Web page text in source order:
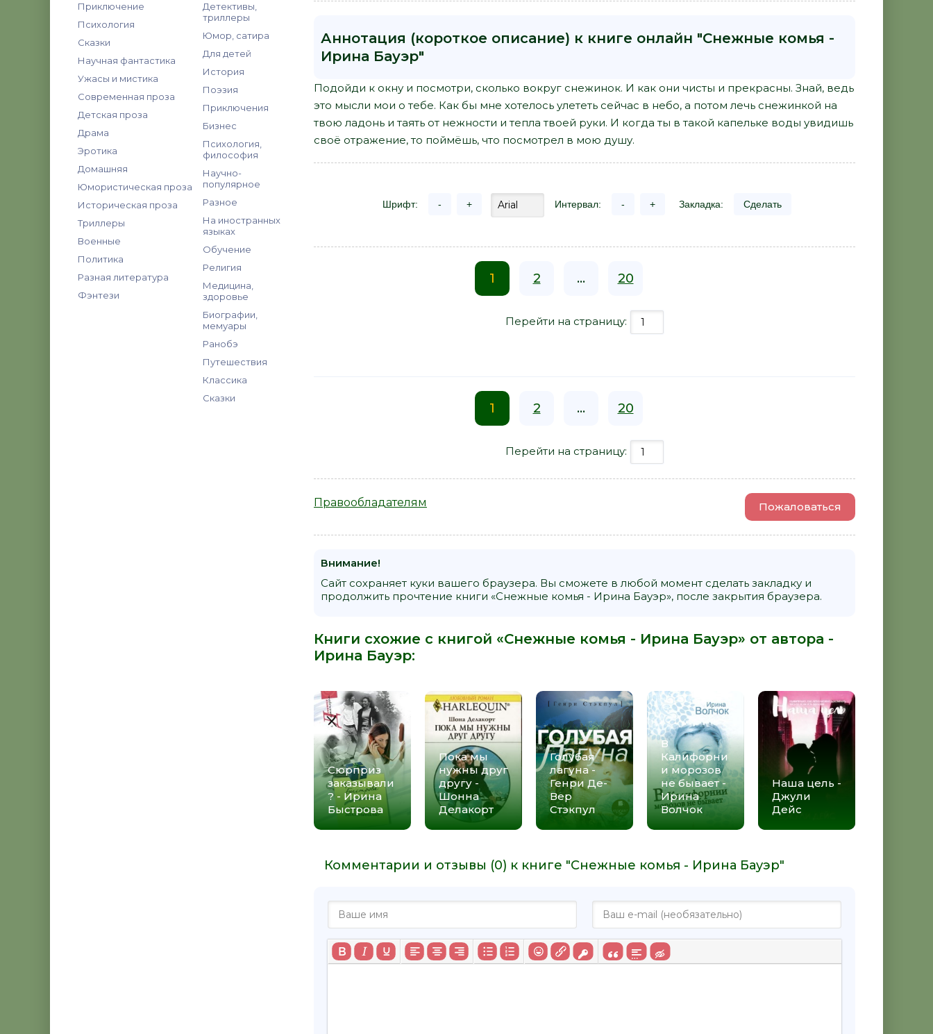
Приключение
Психология
Сказки
Научная фантастика
Ужасы и мистика
Современная проза
Детская проза
Драма
Эротика
Домашняя
Юмористическая проза
Историческая проза
Триллеры
Военные
Политика
Разная литература
Фэнтези
Детективы,
триллеры
Юмор, сатира
Для детей
История
Поэзия
Приключения
Бизнес
Психология,
философия
Научно-
популярное
Разное
На иностранных
языках
Обучение
Религия
Медицина,
здоровье
Биографии,
мемуары
Ранобэ
Путешествия
Классика
Сказки
Аннотация (короткое описание) к книге онлайн "Снежные комья -
Ирина Бауэр"
Подойди к окну и посмотри, сколько вокруг снежинок. И как они чисты и прекрасны. Знай, ведь
это мысли мои о тебе. Как бы мне хотелось улететь сейчас в небо, а потом лечь снежинкой на
твою ладонь и таять от нежности и тепла твоей руки. И когда ты в такой капельке воды увидишь
своё отражение, то поймёшь, что посмотрел в мою душу.
Шрифт: - + Интервал: - + Закладка: Сделать
1 2 ... 20
Перейти на страницу:
1 2 ... 20
Перейти на страницу:
Правообладателям Пожаловаться
Внимание!
Сайт сохраняет куки вашего браузера. Вы сможете в любой момент сделать закладку и
продолжить прочтение книги «Снежные комья - Ирина Бауэр», после закрытия браузера.
Книги схожие с книгой «Снежные комья - Ирина Бауэр» от автора -
Ирина Бауэр:
Сюрприз
заказывали
? - Ирина
Быстрова
Пока мы
нужны друг
другу -
Шонна
Делакорт
Голубая
лагуна -
Генри Де-
Вер
Стэкпул
В
Калифорни
и морозов
не бывает -
Ирина
Волчок
Наша цель -
Джули
Дейс
Комментарии и отзывы (0) к книге "Снежные комья - Ирина Бауэр"